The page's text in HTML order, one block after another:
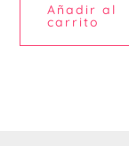
Añadir al
carrito